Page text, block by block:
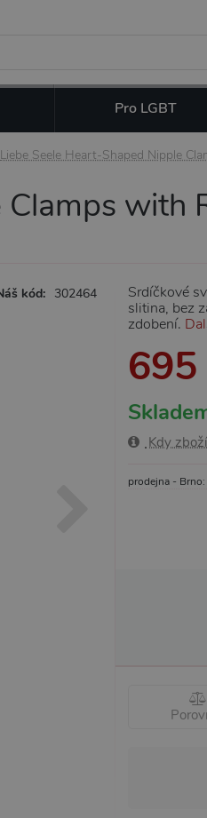
Pro LGBT
Liebe Seele Heart-Shaped Nipple
kód: 302464
Srdíčkové
slitina, bez
zdobení.
695
Kdy
prodejna - Brno: